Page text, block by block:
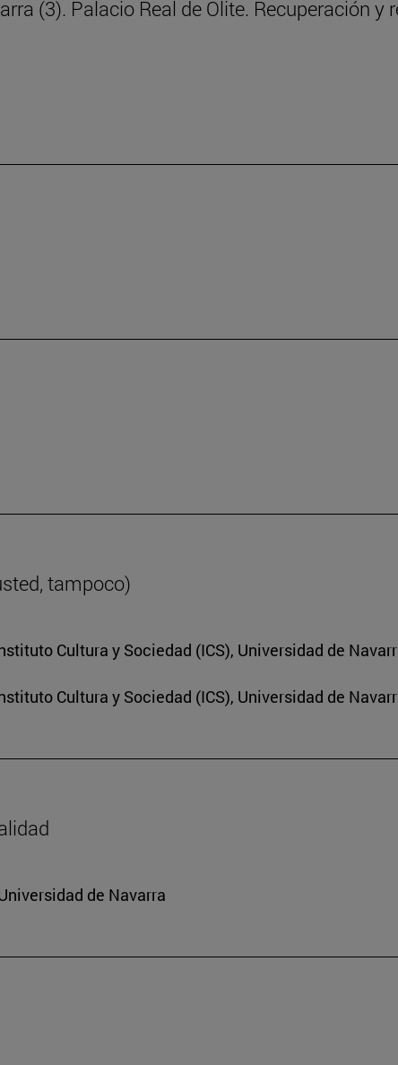
(3). Palacio Real de Olite. Recuperación
tampoco)
Cultura y Sociedad (ICS), Universidad de
Cultura y Sociedad (ICS), Universidad de
de Navarra